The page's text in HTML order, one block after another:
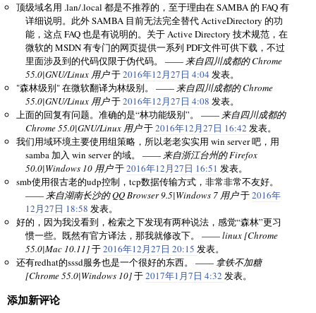
顶级域名用 .lan/.local 都是不推荐的，至于理由在 SAMBA 的 FAQ 有
详细说明。此外 SAMBA 目前无法完全替代 ActiveDirectory 的功
能，这点 FAQ 也是有说明的。关于 Active Directory 技术规范，在
微软的 MSDN 有专门的网页提供一系列 PDF文件可供下载，不过
里面涉及到的代码仅限于伪代码。 —— 来自四川成都的 Chrome
55.0|GNU/Linux 用户于2016年12月27日 4:04 发表。
"森林级别" 在微软翻译为林级别。 —— 来自四川成都的 Chrome
55.0|GNU/Linux 用户于2016年12月27日 4:08 发表。
上面的回复有问题。准确的是“林功能级别”。 —— 来自四川成都的
Chrome 55.0|GNU/Linux 用户于2016年12月27日 16:42 发表。
我们用域环境主要使用组策略，所以老老实实用 win server 吧，用
samba 加入 win server 的域。 —— 来自浙江台州的 Firefox
50.0|Windows 10 用户于2016年12月27日 16:51 发表。
smb使用很古老的udp控制，tcp数据传输方式，非常非常不友好。
—— 来自湖南长沙的 QQ Browser 9.5|Windows 7 用户于2016年
12月27日 18:58 发表。
好的，因为我没看到，检索之下发现有两种说法，感觉“森林”更习
惯一些。既然有官方译法，那我就修改下。 ——linux [Chrome
55.0|Mac 10.11]于2016年12月27日 20:15 发表。
还有redhat的sssd服务也是一个很好的东西。 ——拿铁不加糖
[Chrome 55.0|Windows 10]于2017年1月7日 4:32 发表。
添加新评论